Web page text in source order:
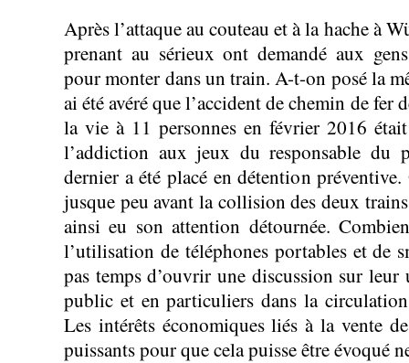
Après l’attaque au couteau et à la hache à
prenant au sérieux ont demandé aux
pour monter dans un train. A-t-on posé la
ai été avéré que l’accident de chemin de
la vie à 11 personnes en février 2016
l’addiction aux jeux du responsable du
dernier a été placé en détention
jusque peu avant la collision des deux
ainsi eu son attention détournée.
l’utilisation de téléphones portables et de
pas temps d’ouvrir une discussion sur leur
public et en particuliers dans la
Les intérêts économiques liés à la vente
puissants pour que cela puisse être évoqué